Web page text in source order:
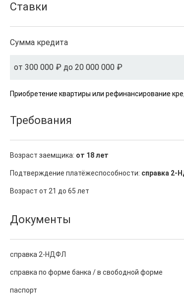
Ставки
Сумма кредита
от 300 000 ₽ до 20 000 000 ₽
Приобретение квартиры или рефинансирование
Требования
Возраст заемщика: от 18 лет
Подтверждение платёжеспособности: справка 2-
Возраст от 21 до 65 лет
Документы
справка 2-НДФЛ
справка по форме банка / в свободной форме
паспорт